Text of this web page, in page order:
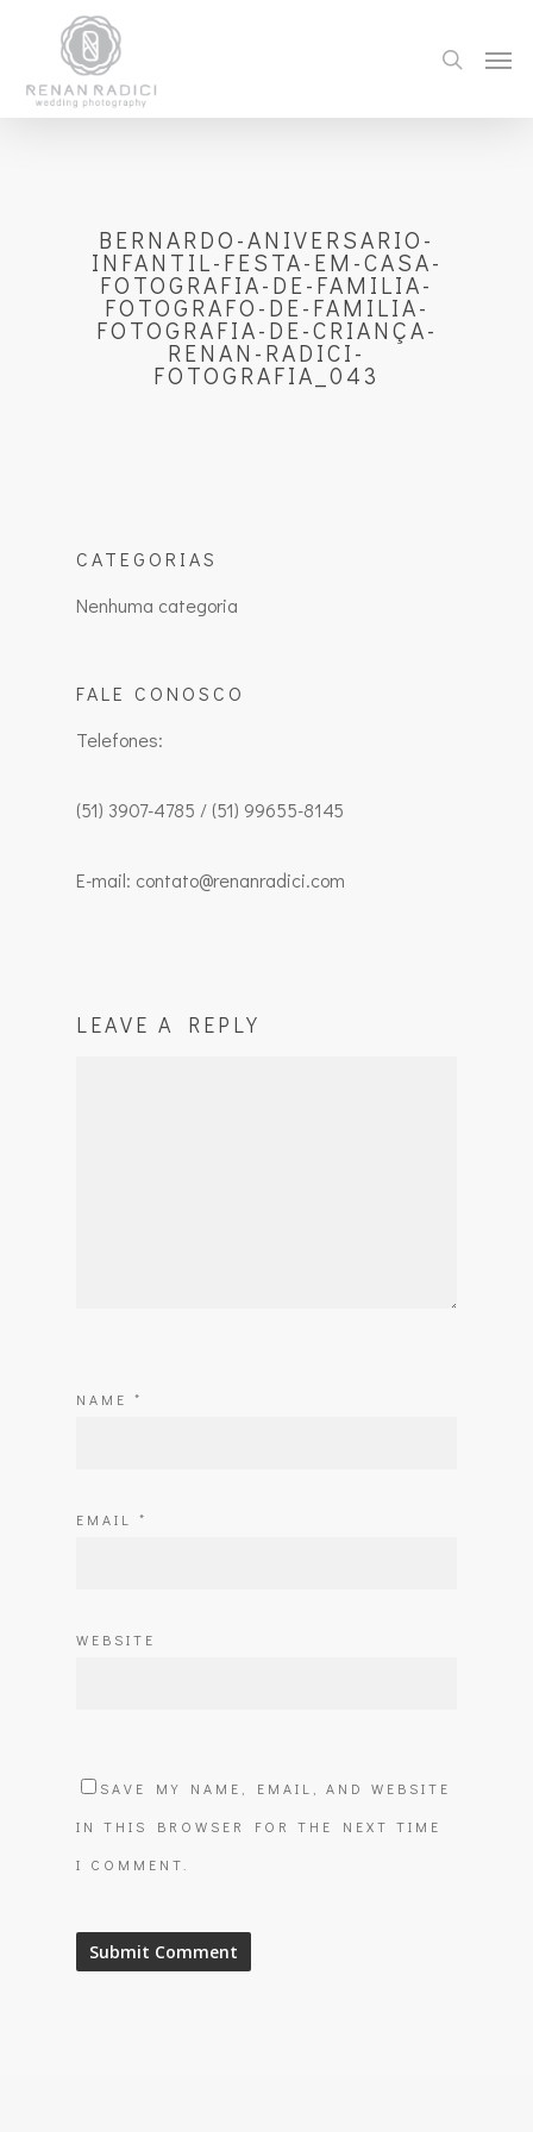
BERNARDO-ANIVERSARIO-
INFANTIL-FESTA-EM-CASA-
FOTOGRAFIA-DE-FAMILIA-
FOTOGRAFO-DE-FAMILIA-
FOTOGRAFIA-DE-CRIANÇA-
RENAN-RADICI-
FOTOGRAFIA_043
CATEGORIAS
Nenhuma categoria
FALE CONOSCO
Telefones:
(51) 3907-4785 / (51) 99655-8145
E-mail: contato@renanradici.com
LEAVE A REPLY
NAME *
EMAIL *
WEBSITE
SAVE MY NAME, EMAIL, AND WEBSITE
IN THIS BROWSER FOR THE NEXT TIME
I COMMENT.